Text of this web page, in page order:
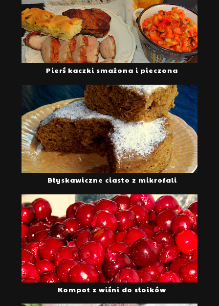
Pierś kaczki smażona i pieczona
Błyskawiczne ciasto z mikrofali
Kompot z wiśni do słoików